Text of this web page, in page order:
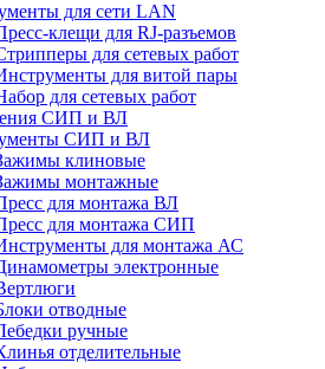
для сети LAN
клещи для RJ-разъемов
для сетевых работ
для витой пары
для сетевых работ
СИП и ВЛ
СИП и ВЛ
клиновые
монтажные
для монтажа ВЛ
для монтажа СИП
для монтажа АС
электронные
отводные
ручные
отделительные